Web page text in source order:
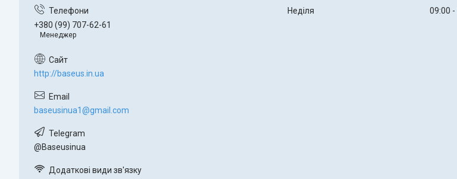
+380 (99) 707-62-61
Менеджер
http://baseus.in.ua
baseusinua1@gmail.com
@Baseusinua
Неділя
09:00